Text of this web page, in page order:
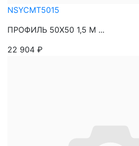
NSYCMT5015
ПРОФИЛЬ 50Х50 1,5 М ...
22 904 ₽